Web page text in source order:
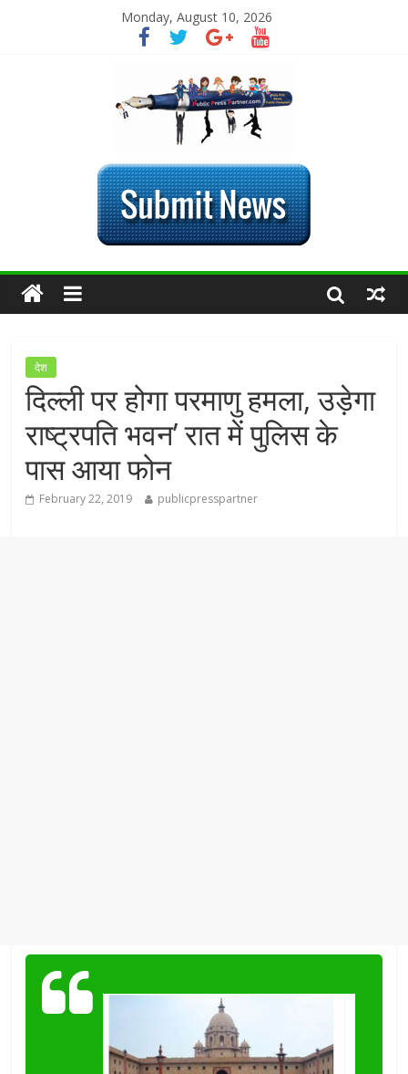
Monday, August 10, 2026
देश
दिल्ली पर होगा परमाणु हमला, उड़ेगा
राष्ट्रपति भवन’ रात में पुलिस के
पास आया फोन
February 22, 2019 publicpresspartner